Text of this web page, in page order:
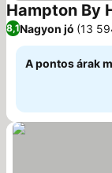
Hampton By
8,1Nagyon jó (13
A pontos árak